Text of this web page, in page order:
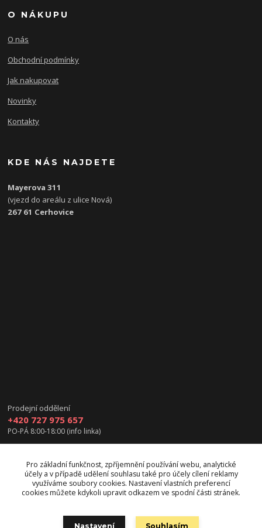
O NÁKUPU
O nás
Obchodní podmínky
Jak nakupovat
Novinky
Kontakty
KDE NÁS NAJDETE
Mayerova 311
(vjezd do areálu z ulice Nová)
267 61 Cerhovice
Prodejní oddělení
+420 727 975 657
PO-PÁ 8:00-18:00 (info linka)
Upravit sběr cookies.
Pro základní funkčnost, zpříjemnění používání webu, analytické
účely a v případě udělení souhlasu také pro účely cílení reklamy
využíváme soubory cookies. Nastavení vlastních preferencí
cookies můžete kdykoli upravit odkazem ve spodní části stránek.
Nastavení Souhlasím